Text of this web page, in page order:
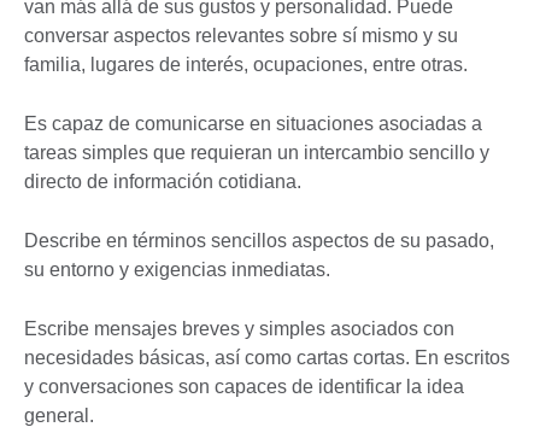
van más allá de sus gustos y personalidad. Puede
conversar aspectos relevantes sobre sí mismo y su
familia, lugares de interés, ocupaciones, entre otras.
Es capaz de comunicarse en situaciones asociadas a
tareas simples que requieran un intercambio sencillo y
directo de información cotidiana.
Describe en términos sencillos aspectos de su pasado,
su entorno y exigencias inmediatas.
Escribe mensajes breves y simples asociados con
necesidades básicas, así como cartas cortas. En escritos
y conversaciones son capaces de identificar la idea
general.